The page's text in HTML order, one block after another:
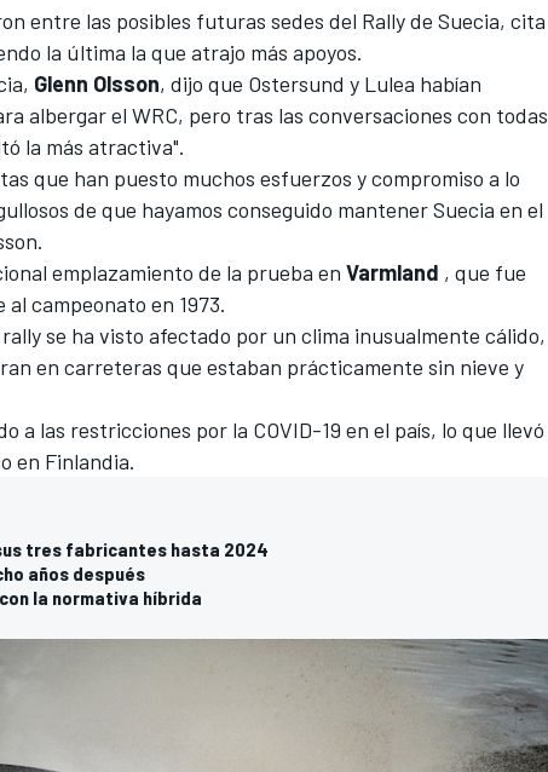
entre las posibles futuras sedes del Rally de Suecia, cita
la última la que atrajo más apoyos.
Glenn Olsson, dijo que Ostersund y Lulea habían
albergar el WRC, pero tras las conversaciones con todas
la más atractiva".
que han puesto muchos esfuerzos y compromiso a lo
de que hayamos conseguido mantener Suecia en el
emplazamiento de la prueba en Varmland , que fue
campeonato en 1973.
se ha visto afectado por un clima inusualmente cálido,
en carreteras que estaban prácticamente sin nieve y
a las restricciones por la COVID-19 en el país, lo que llevó
en Finlandia.
tres fabricantes hasta 2024
años después
la normativa híbrida